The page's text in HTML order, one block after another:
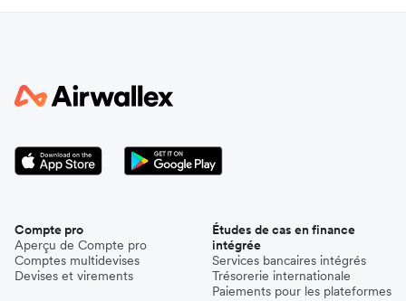
Compte pro
Aperçu de Compte pro
Comptes multidevises
Devises et virements
Études de cas en finance
intégrée
Services bancaires intégrés
Trésorerie internationale
Paiements pour les plateformes